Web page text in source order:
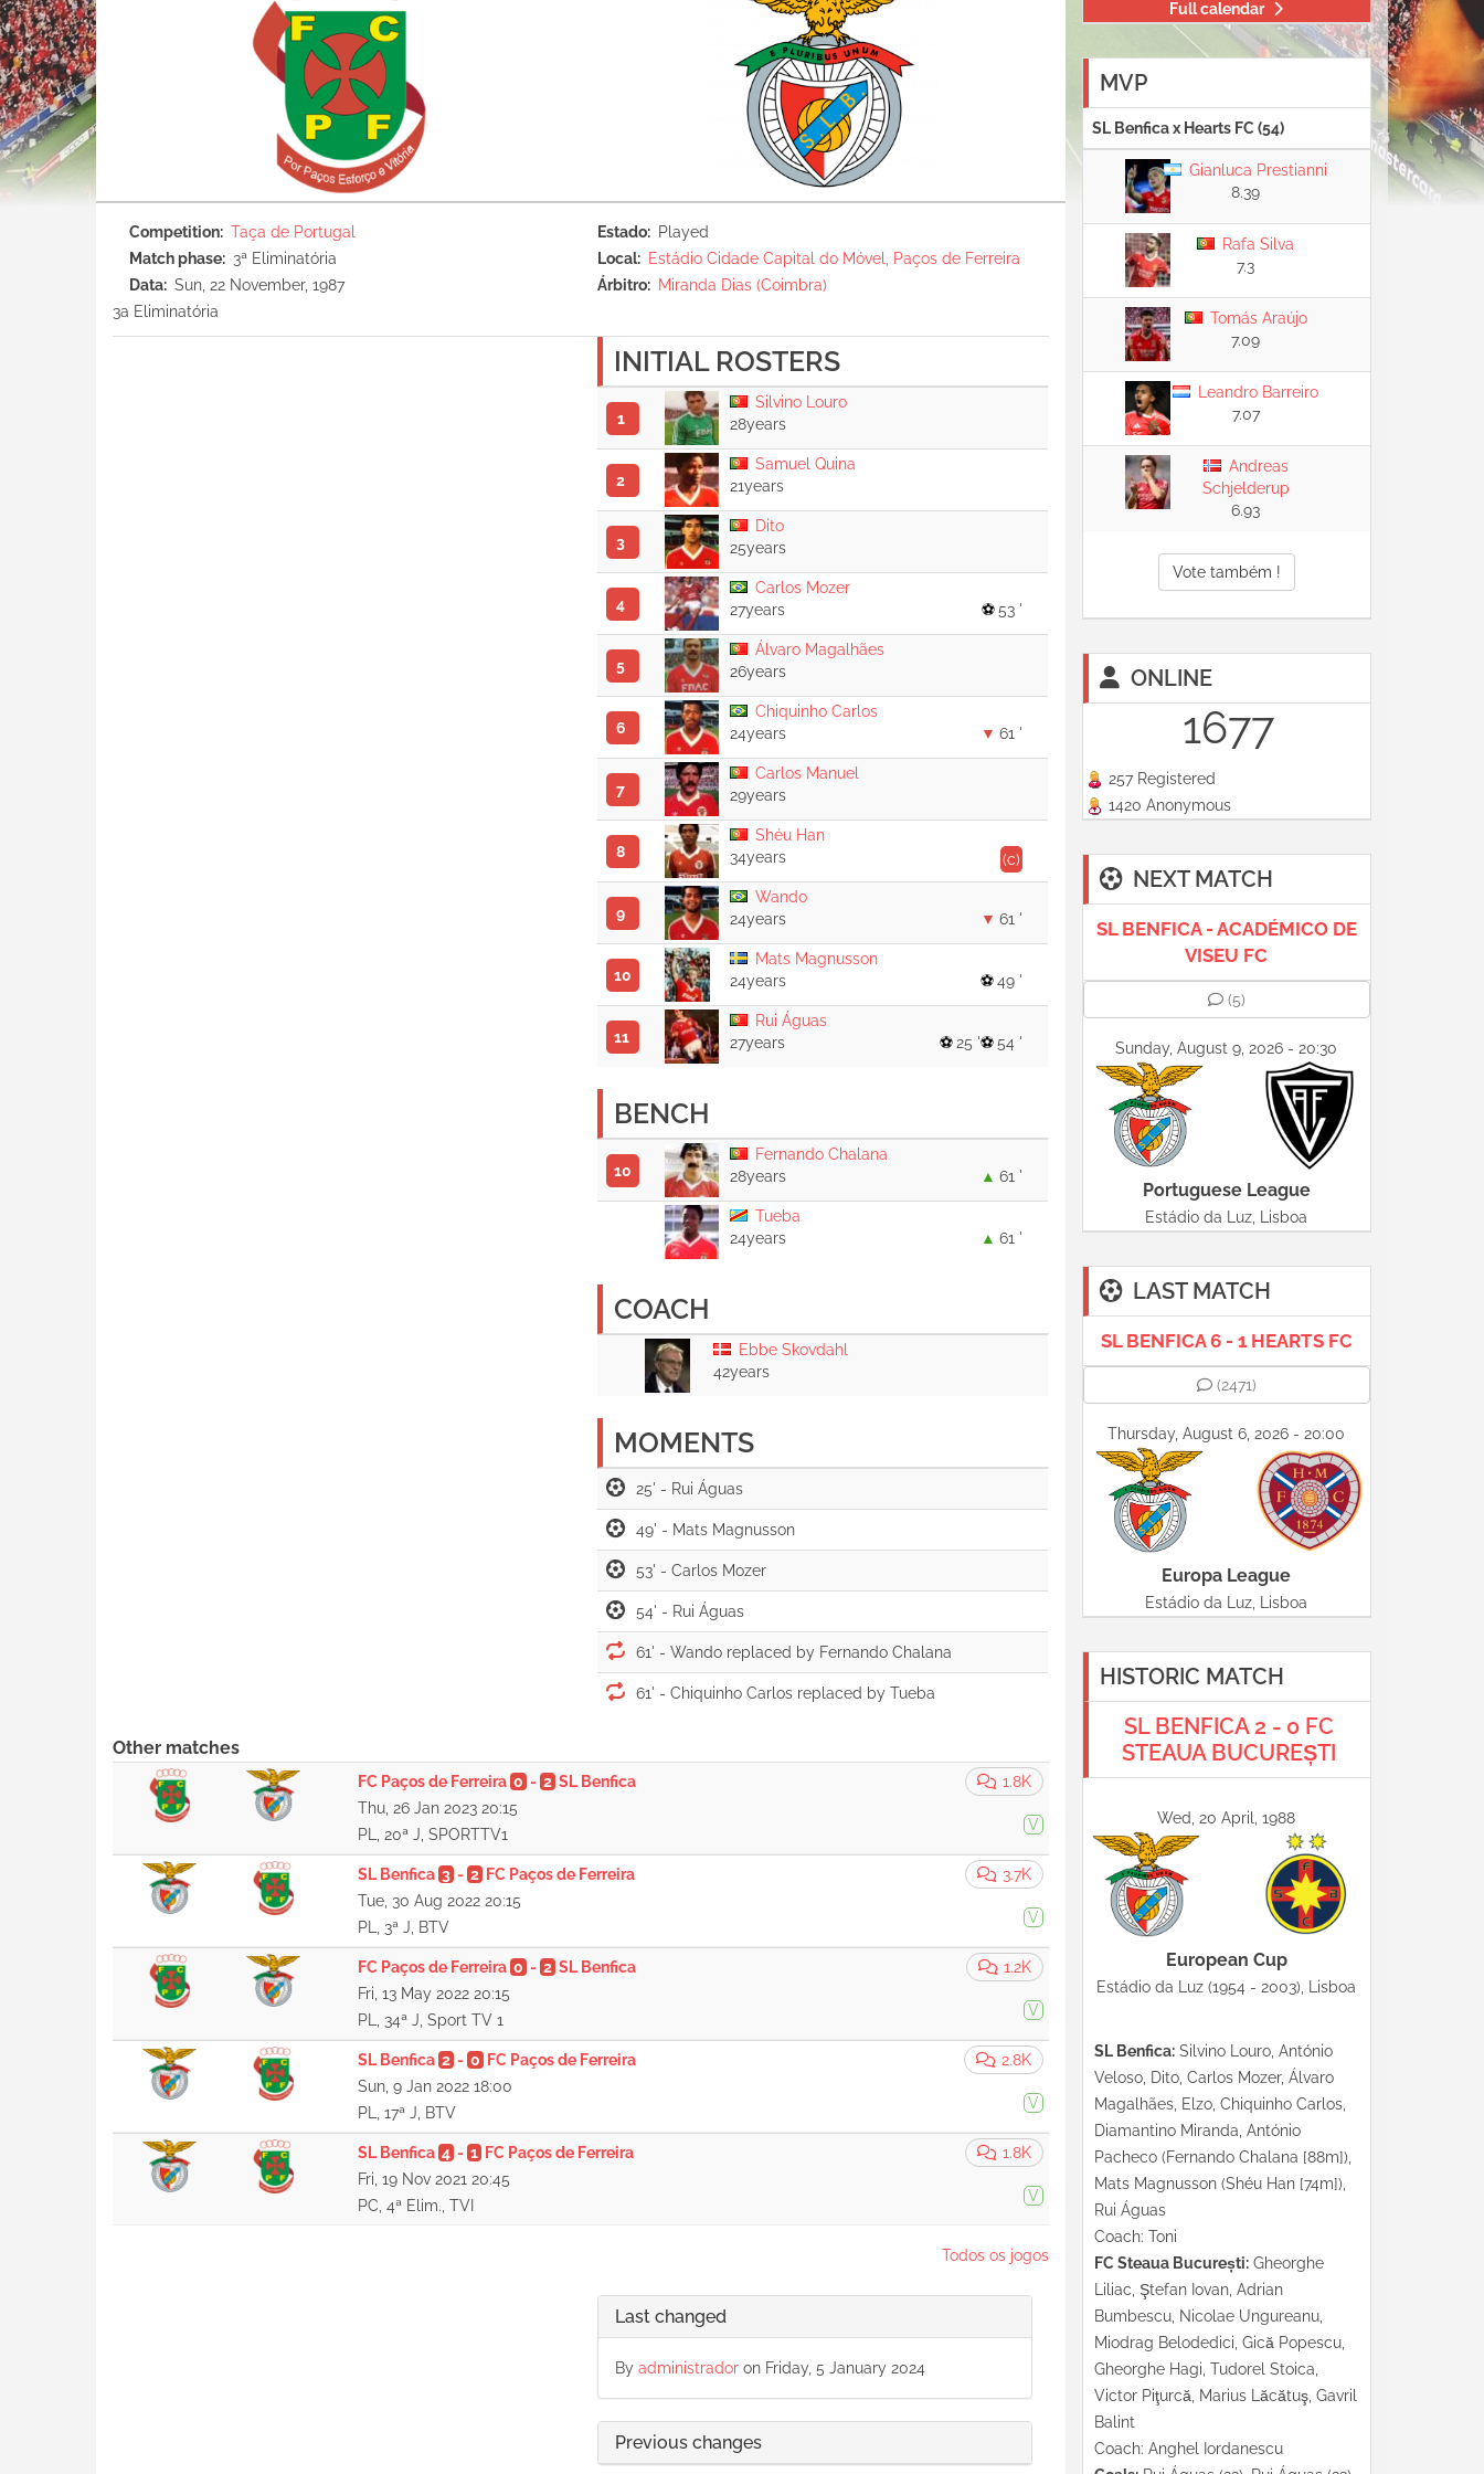
Competition
Taça de Portugal
Match phase
3ª Eliminatória
Data
Sun, 22 November, 1987
Estado
Played
Local
Estádio Cidade Capital do Móvel, Paços de Ferreira
Árbitro
Miranda Dias (Coimbra)
3a Eliminatória
INITIAL ROSTERS
1
Silvino Louro
28years
2
Samuel Quina
21years
3
Dito
25years
4
Carlos Mozer
27years
53 '
5
Álvaro Magalhães
26years
6
Chiquinho Carlos
24years
61 '
7
Carlos Manuel
29years
8
Shéu Han
(c)
34years
9
Wando
24years
61 '
10
Mats Magnusson
24years
49 '
11
Rui Águas
27years
54 '
25 '
BENCH
10
Fernando Chalana
28years
61 '
Tueba
24years
61 '
COACH
Ebbe Skovdahl
42years
MOMENTS
25' -
49' -
53' -
54' -
61' -
61' -
Other matches
1.8K
V
FC Paços de Ferreira 0 - 2 SL Benfica
Thu, 26 Jan 2023 20:15
PL, 20ª J, SPORTTV1
3.7K
V
SL Benfica 3- 2 FC Paços de Ferreira
Tue, 30 Aug 2022 20:15
PL, 3ª J, BTV
1.2K
V
FC Paços de Ferreira 0 - 2 SL Benfica
Fri, 13 May 2022 20:15
PL, 34ª J, Sport TV 1
2.8K
V
SL Benfica 2- 0
FC Paços de Ferreira
Sun, 9 Jan 2022 18:00
PL, 17ª J, BTV
1.8K
V
SL Benfica 4- 1 FC Paços de Ferreira
Fri, 19 Nov 2021 20:45
PC, 4ª Elim., TVI
Todos os jogos
Last changed
By administradoron Friday, 5 January 2024
Previous changes
Full calendar
MVP
SL Benfica x Hearts FC (54)
Gianluca Prestianni
8.39
Rafa Silva
7.3
Tomás Araújo
7.09
Leandro Barreiro
7.07
Andreas
Schjelderup
6.93
Vote também !
ONLINE
1677
257 Registered
1420 Anonymous
NEXT MATCH
SL BENFICA - ACADÉMICO DE
VISEU FC
(5)
Sunday, August 9, 2026 - 20:30
Portuguese League
Estádio da Luz, Lisboa
LAST MATCH
SL BENFICA 6 - 1 HEARTS FC
(2471)
Thursday, August 6, 2026 - 20:00
Europa League
Estádio da Luz, Lisboa
HISTORIC MATCH
SL BENFICA 2 - 0 FC
STEAUA BUCUREȘTI
Wed, 20 April, 1988
European Cup
Estádio da Luz (1954 - 2003), Lisboa
SL Benfica:Silvino Louro, António
Veloso, Dito, Carlos Mozer, Álvaro
Magalhães, Elzo, Chiquinho Carlos,
Diamantino Miranda, António
Pacheco (Fernando Chalana [88m]),
Mats Magnusson (Shéu Han [74m]),
Rui Águas
Coach: Toni
FC Steaua București:Gheorghe
Liliac, Ştefan Iovan, Adrian
Bumbescu, Nicolae Ungureanu,
Miodrag Belodedici, Gică Popescu,
Gheorghe Hagi, Tudorel Stoica,
Victor Piţurcă, Marius Lăcătuş, Gavril
Balint
Coach: Anghel Iordanescu